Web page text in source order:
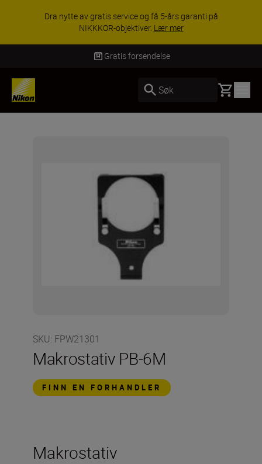
Dra nytte av gratis service og få 5-års garanti på
NIKKKOR-objektiver. Lær mer
Gratis forsendelse
Søk Basket
SKU: FPW21301
Makrostativ PB-6M
FINN EN FORHANDLER
Makrostativ